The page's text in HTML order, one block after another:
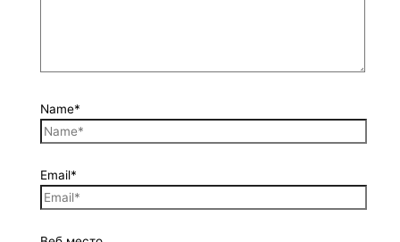
Name*
Email*